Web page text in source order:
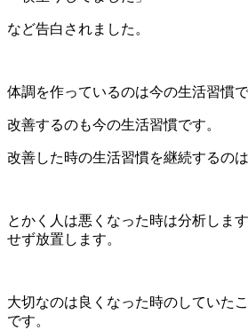
など告白されました。
体調を作っているのは今の生活習慣で
改善するのも今の生活習慣です。
改善した時の生活習慣を継続するの
とかく人は悪くなった時は分析しま
せず放置します。
大切なのは良くなった時のしていた
です。